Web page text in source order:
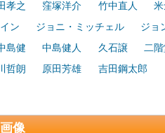
孝之 窪塚洋介 竹中直人
ン
ジョニ・ミッチェル ジョ
島健 中島健人 久石譲 二
哲朗 原田芳雄 吉田鋼太郎
像